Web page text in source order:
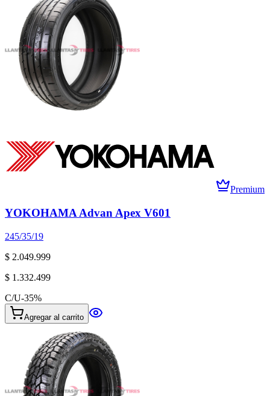
Premium
YOKOHAMA Advan Apex V601
245/35/19
$ 2.049.999
$ 1.332.499
C/U-35%
Agregar al carrito